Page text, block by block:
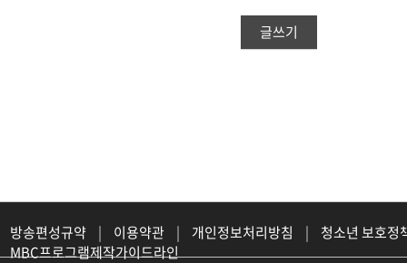
글쓰기
방송편성규약 | 이용약관 | 개인정보처리방침 |
청소년 보호정
MBC프로그램제작가이드라인